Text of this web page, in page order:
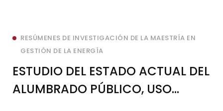
RESÚMENES DE INVESTIGACIÓN DE LA MAESTRÍA EN
GESTIÓN DE LA ENERGÍA
ESTUDIO DEL ESTADO ACTUAL DEL
ALUMBRADO PÚBLICO, USO